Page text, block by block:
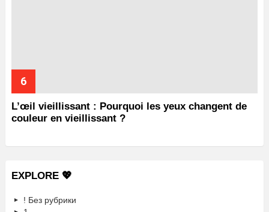
L’œil vieillissant : Pourquoi les yeux changent de
couleur en vieillissant ?
EXPLORE 💖
! Без рубрики